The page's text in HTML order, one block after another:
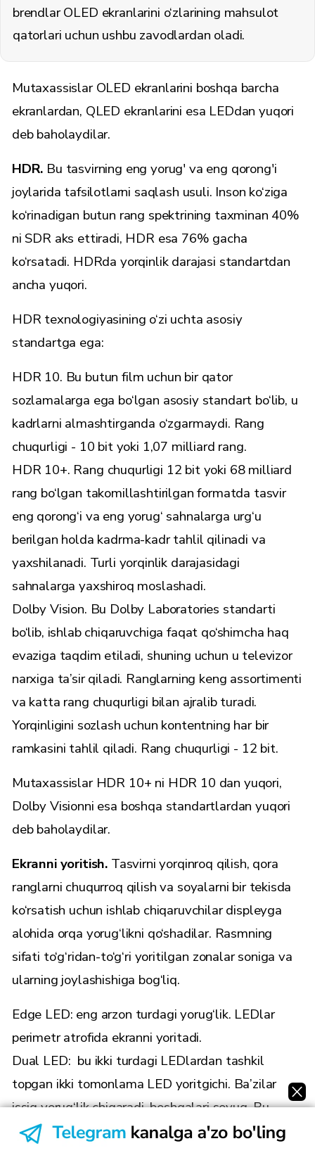
brendlar OLED ekranlarini o‘zlarining mahsulot
qatorlari uchun ushbu zavodlardan oladi.
Mutaxassislar OLED ekranlarini boshqa barcha
ekranlardan, QLED ekranlarini esa LEDdan yuqori
deb baholaydilar.
HDR. Bu tasvirning eng yorug' va eng qorong'i
joylarida tafsilotlarni saqlash usuli. Inson ko‘ziga
ko‘rinadigan butun rang spektrining taxminan 40%
ni SDR aks ettiradi, HDR esa 76% gacha
ko‘rsatadi. HDRda yorqinlik darajasi standartdan
ancha yuqori.
HDR texnologiyasining o‘zi uchta asosiy
standartga ega:
HDR 10. Bu butun film uchun bir qator
sozlamalarga ega bo‘lgan asosiy standart bo‘lib, u
kadrlarni almashtirganda o‘zgarmaydi. Rang
chuqurligi - 10 bit yoki 1,07 milliard rang.
HDR 10+. Rang chuqurligi 12 bit yoki 68 milliard
rang bo‘lgan takomillashtirilgan formatda tasvir
eng qorong‘i va eng yorug‘ sahnalarga urg‘u
berilgan holda kadrma-kadr tahlil qilinadi va
yaxshilanadi. Turli yorqinlik darajasidagi
sahnalarga yaxshiroq moslashadi.
Dolby Vision. Bu Dolby Laboratories standarti
bo‘lib, ishlab chiqaruvchiga faqat qo‘shimcha haq
evaziga taqdim etiladi, shuning uchun u televizor
narxiga ta’sir qiladi. Ranglarning keng assortimenti
va katta rang chuqurligi bilan ajralib turadi.
Yorqinligini sozlash uchun kontentning har bir
ramkasini tahlil qiladi. Rang chuqurligi - 12 bit.
Mutaxassislar HDR 10+ ni HDR 10 dan yuqori,
Dolby Visionni esa boshqa standartlardan yuqori
deb baholaydilar.
Ekranni yoritish. Tasvirni yorqinroq qilish, qora
ranglarni chuqurroq qilish va soyalarni bir tekisda
ko‘rsatish uchun ishlab chiqaruvchilar displeyga
alohida orqa yorug‘likni qo‘shadilar. Rasmning
sifati to‘g‘ridan-to‘g‘ri yoritilgan zonalar soniga va
ularning joylashishiga bog‘liq.
Edge LED: eng arzon turdagi yorug‘lik. LEDlar
perimetr atrofida ekranni yoritadi.
Dual LED: bu ikki turdagi LEDlardan tashkil
topgan ikki tomonlama LED yoritgichi. Ba’zilar
issiq yorug‘lik chiqaradi, boshqalari sovuq. Bu
ranglar va soyalarning keng doirasini yaratadi va